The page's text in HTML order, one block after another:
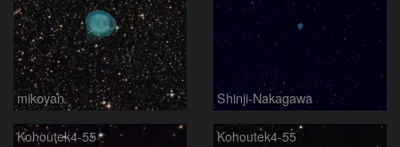
mikoyan Shinji-Nakagawa
Kohoutek4-55 Kohoutek4-55